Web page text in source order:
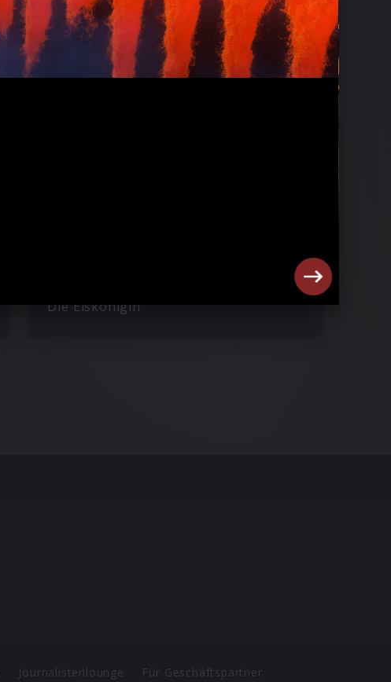
Die Eiskönigin
Journalistenlounge Für Geschäftspartner